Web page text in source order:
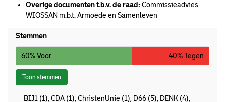
Overige documenten t.b.v. de raad:Commissieadvies
WIOSSAN m.b.t. Armoede en Samenleven
Stemmen
60% Voor 40% Tegen
Toon stemmen
BIJ1 (1), CDA (1), ChristenUnie (1), D66 (5), DENK (4),